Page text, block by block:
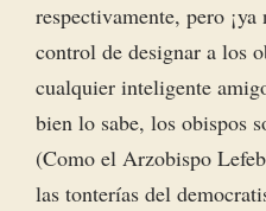
respectivamente, pero
control de designar a los
cualquier inteligente
bien lo sabe, los obispos
(Como el Arzobispo
las tonterías del